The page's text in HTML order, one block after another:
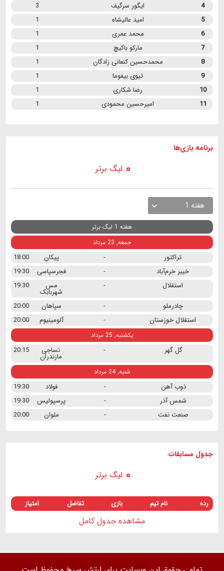
4
ایگور سرگیف
3
5
امید عالیشاه
1
6
محمد عمری
1
7
مارکو باکیچ
1
8
محمدحسین کنعانی زادگان
1
9
تیوی بیفوما
1
10
رضا شکاری
1
11
امیرحسین محمودی 1
برنامه بازی ها
لیگ برتر
هفته 1
هفته 1 لیگ برتر
جمعه, 23 مرداد
تراکتور - پیکان
18:00
خیبر خرم‌آباد
- فجرسپاسی
19:30
استقلال
- مس
شهربابک
19:30
چادرملو
- سپاهان
20:00
استقلال خوزستان
- آلومینیوم 20:00
یکشنبه, 25 مرداد
گل گهر - نساجی
مازندران
20:15
شنبه, 24 مرداد
ذوب آهن - فولاد
19:30
شمس آذر
- پرسپولیس
19:30
صنعت نفت
- ملوان 20:00
جدول مسابقات
لیگ برتر
رده نام تیم بازی تفاضل امتیاز
مشاهده جدول کامل